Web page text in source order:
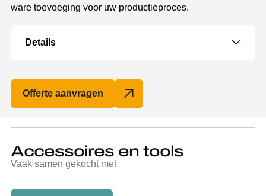
ware toevoeging voor uw productieproces.
Details
Offerte aanvragen
Accessoires en tools
Vaak samen gekocht met